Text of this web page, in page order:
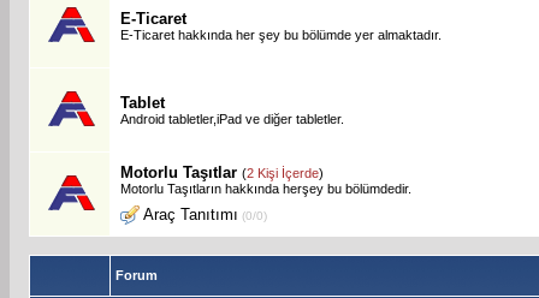
E-Ticaret
E-Ticaret hakkında her şey bu bölümde yer almaktadır.
Tablet
Android tabletler,iPad ve diğer tabletler.
Motorlu Taşıtlar (2 Kişi İçerde)
Motorlu Taşıtların hakkında herşey bu bölümdedir.
Araç Tanıtımı (0/0)
Forum